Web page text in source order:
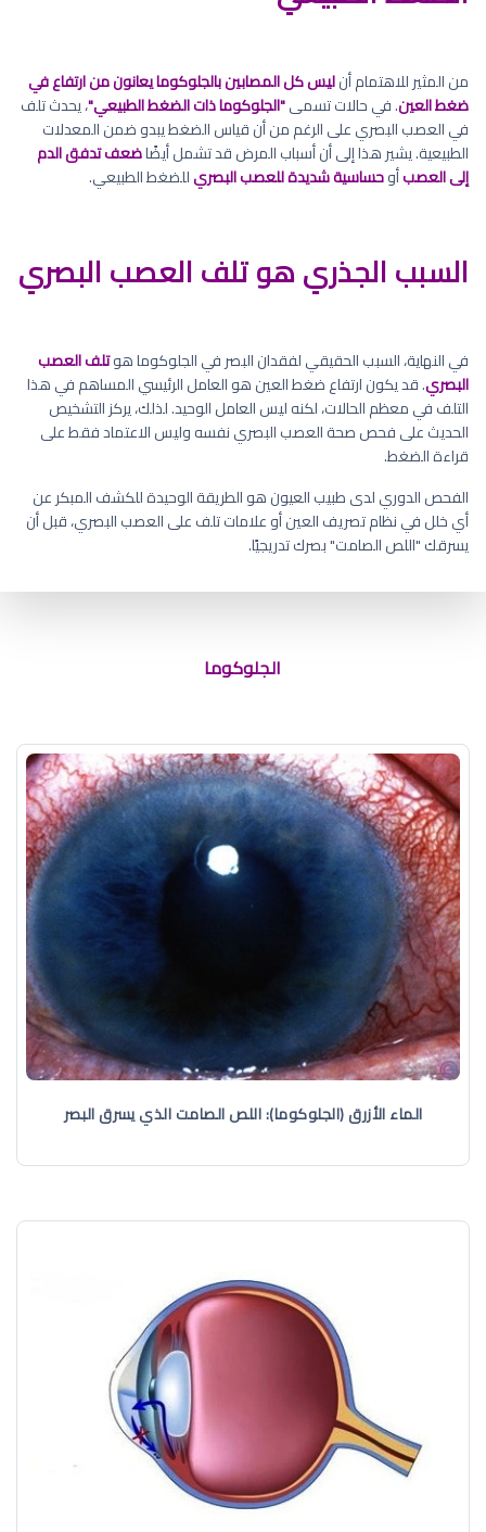
من المثير للاهتمام أنليس كل المصابين بالجلوكوما يعانون من ارتفاع في
ضغط العين. في حالات تسمى"الجلوكوما ذات الضغط الطبيعي"، يحدث تلف
في العصب البصري على الرغم من أن قياس الضغط يبدو ضمن المعدلات
الطبيعية. يشير هذا إلى أن أسباب المرض قد تشمل أيضًاضعف تدفق الدم
إلى العصبأوحساسية شديدة للعصب البصريللضغط الطبيعي.
السبب الجذري هو تلف العصب البصري
في النهاية، السبب الحقيقي لفقدان البصر في الجلوكوما هوتلف العصب
البصري. قد يكون ارتفاع ضغط العين هو العامل الرئيسي المساهم في هذا
التلف في معظم الحالات، لكنه ليس العامل الوحيد. لذلك، يركز التشخيص
الحديث على فحص صحة العصب البصري نفسه وليس الاعتماد فقط على
قراءة الضغط.
الفحص الدوري لدى طبيب العيون هو الطريقة الوحيدة للكشف المبكر عن
أي خلل في نظام تصريف العين أو علامات تلف على العصب البصري، قبل أن
يسرقك "اللص الصامت" بصرك تدريجيًا.
الجلوكوما
الماء الأزرق (الجلوكوما): اللص الصامت الذي يسرق البصر